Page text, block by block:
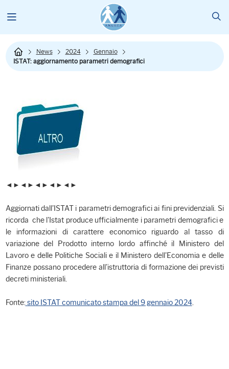
News 2024
Gennaio
ISTAT: aggiornamento parametri demografici
◄►◄►◄►◄►◄►
Aggiornati dall'ISTAT i parametri demografici ai fini previdenziali. Si
ricorda che l'Istat produce ufficialmente i parametri demografici e
le informazioni di carattere economico riguardo al tasso di
variazione del Prodotto interno lordo affinché il Ministero del
Lavoro e delle Politiche Sociali e il Ministero dell'Economia e delle
Finanze possano procedere all'istruttoria di formazione dei previsti
decreti ministeriali.
Fonte:sito ISTAT comunicato stampa del 9 gennaio 2024.